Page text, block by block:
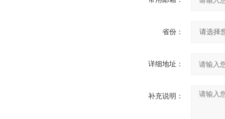
省份：
详细地址：
补充说明：